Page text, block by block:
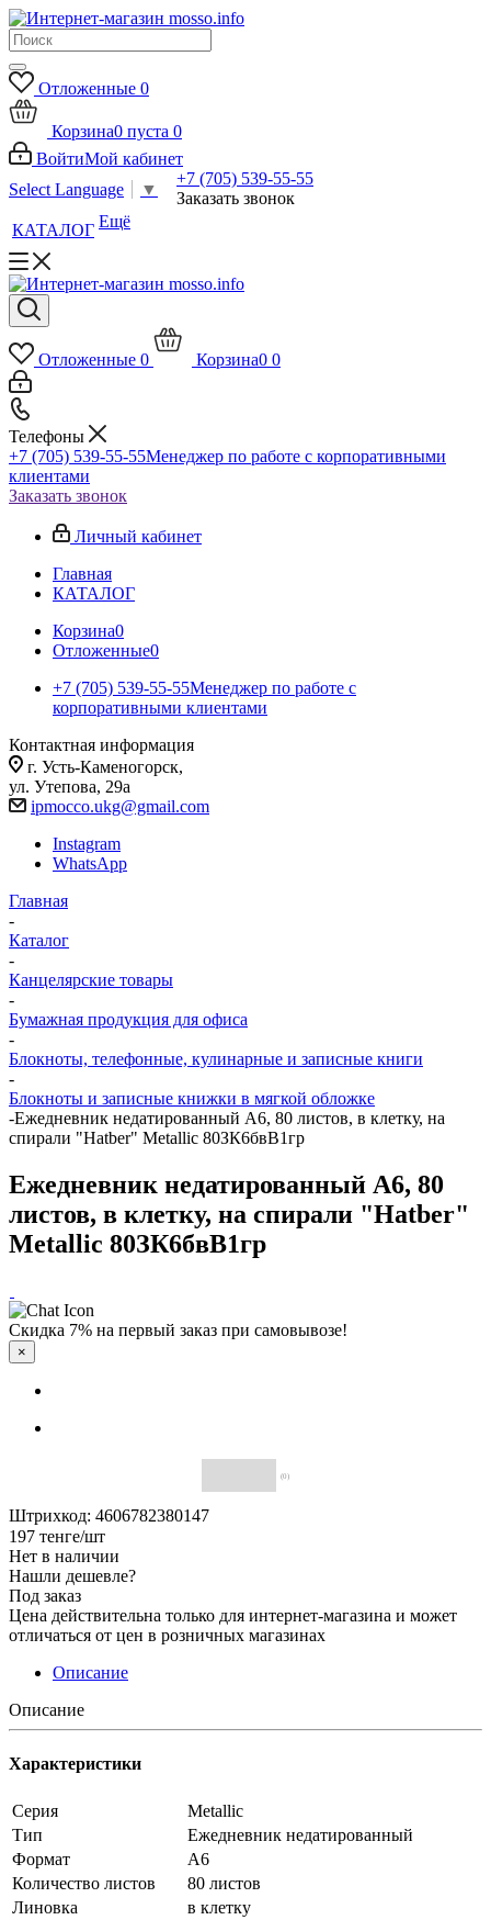
Отложенные 0
Корзина0 пуста 0
ВойтиМой кабинет
Select Language
▼
+7 (705) 539-55-55
Заказать звонок
КАТАЛОГ Ещё
Отложенные 0 Корзина0 0
Телефоны
+7 (705) 539-55-55Менеджер по работе с корпоративными
клиентами
Заказать звонок
Личный кабинет
Главная
КАТАЛОГ
Корзина0
Отложенные0
+7 (705) 539-55-55Менеджер по работе с
корпоративными клиентами
Контактная информация
г. Усть-Каменогорск,
ул. Утепова, 29а
ipmocco.ukg@gmail.com
Instagram
WhatsApp
Главная
-
Каталог
-
Канцелярские товары
-
Бумажная продукция для офиса
-
Блокноты, телефонные, кулинарные и записные книги
-
Блокноты и записные книжки в мягкой обложке
-Ежедневник недатированный А6, 80 листов, в клетку, на
спирали "Hatber" Metallic 80ЗК6бвВ1гр
Ежедневник недатированный А6, 80
листов, в клетку, на спирали "Hatber"
Metallic 80ЗК6бвВ1гр
Скидка 7% на первый заказ при самовывозе!
×
(0)
Штрихкод: 4606782380147
197 тенге/шт
Нет в наличии
Нашли дешевле?
Под заказ
Цена действительна только для интернет-магазина и может
отличаться от цен в розничных магазинах
Описание
Описание
Характеристики
Серия
Metallic
Тип
Ежедневник недатированный
Формат
А6
Количество листов
80 листов
Линовка
в клетку